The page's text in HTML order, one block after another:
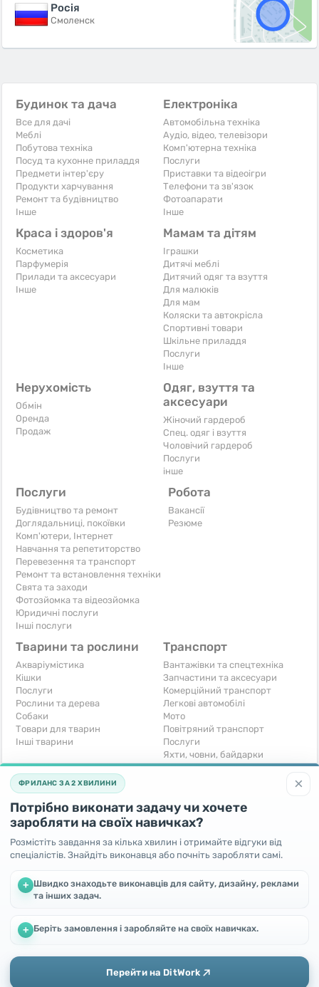
Росiя
Смоленск
Будинок та дача
Все для дачі
Меблі
Побутова техніка
Посуд та кухонне приладдя
Предмети інтер'єру
Продукти харчування
Ремонт та будівництво
Iнше
Електроніка
Автомобільна техніка
Аудіо, відео, телевізори
Комп'ютерна техніка
Послуги
Приставки та відеоігри
Телефони та зв'язок
Фотоапарати
Iнше
Краса і здоров'я
Косметика
Парфумерія
Прилади та аксесуари
Iнше
Мамам та дітям
Іграшки
Дитячі меблі
Дитячий одяг та взуття
Для малюків
Для мам
Коляски та автокрісла
Спортивні товари
Шкільне приладдя
Послуги
Iнше
Нерухомість
Обмін
Оренда
Продаж
Одяг, взуття та
аксесуари
Жіночий гардероб
Спец. одяг і взуття
Чоловічий гардероб
Послуги
інше
Послуги
Будівництво та ремонт
Доглядальниці, покоївки
Комп'ютери, Інтернет
Навчання та репетиторство
Перевезення та транспорт
Ремонт та встановлення техніки
Свята та заходи
Фотозйомка та відеозйомка
Юридичні послуги
Інші послуги
Робота
Вакансії
Резюме
Тварини та рослини
Акваріумістика
Кішки
Послуги
Рослини та дерева
Собаки
Товари для тварин
Інші тварини
Транспорт
Вантажівки та спецтехніка
Запчастини та аксесуари
Комерційний транспорт
Легкові автомобілі
Мото
Повітряний транспорт
Послуги
Яхти, човни, байдарки
Інші транспортні засоби
Хобі та відпочинок
Книги та журнали
Музичні інструменти
Полювання та рибальство
Спорт і відпочинок
Iнше
Готовий бізнес
Устаткування для бізнесу
Iнше
Безкоштовно
Віддам безкоштовно
Прийму в дар
×
ФРИЛАНС ЗА 2 ХВИЛИНИ
Потрібно виконати задачу чи хочете
заробляти на своїх навичках?
Розмістіть завдання за кілька хвилин і отримайте відгуки від
спеціалістів. Знайдіть виконавця або почніть заробляти самі.
+ Швидко знаходьте виконавців для сайту, дизайну, реклами
та інших задач.
+ Беріть замовлення і заробляйте на своїх навичках.
Перейти на DitWork
Ми використовуємо файли cookie, щоб покращити роботу та